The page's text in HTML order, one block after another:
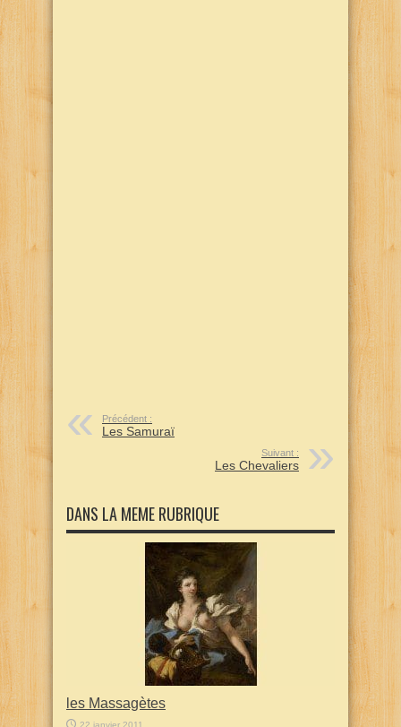
Précédent :
Les Samuraï
Suivant :
Les Chevaliers
DANS LA MEME RUBRIQUE
les Massagètes
22 janvier 2011